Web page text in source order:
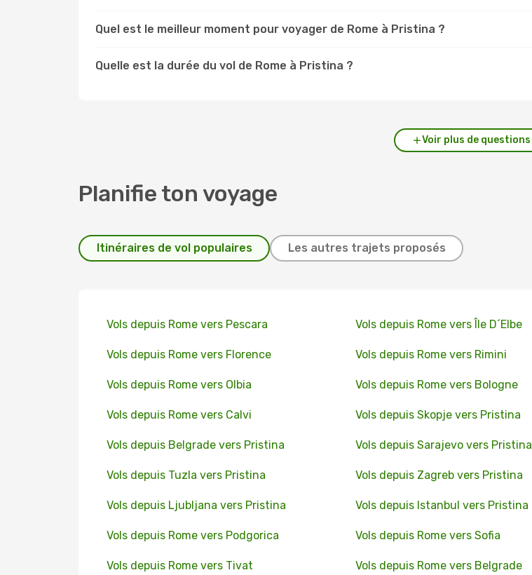
Quel est le meilleur moment pour voyager de Rome à Pristina ?
Quelle est la durée du vol de Rome à Pristina ?
Voir plus de questions
Planifie ton voyage
Itinéraires de vol populaires Les autres trajets proposés
Vols depuis Rome vers Pescara Vols depuis Rome vers Île D´Elbe
Vols depuis Rome vers Florence Vols depuis Rome vers Rimini
Vols depuis Rome vers Olbia Vols depuis Rome vers Bologne
Vols depuis Rome vers Calvi Vols depuis Skopje vers Pristina
Vols depuis Belgrade vers Pristina Vols depuis Sarajevo vers Pristina
Vols depuis Tuzla vers Pristina Vols depuis Zagreb vers Pristina
Vols depuis Ljubljana vers Pristina Vols depuis Istanbul vers Pristina
Vols depuis Rome vers Podgorica Vols depuis Rome vers Sofia
Vols depuis Rome vers Tivat Vols depuis Rome vers Belgrade